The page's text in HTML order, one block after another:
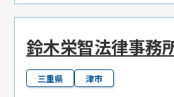
鈴木栄智法律事務
三重県 津市